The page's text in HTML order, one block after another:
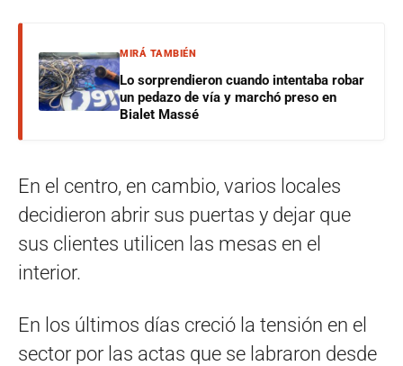
MIRÁ TAMBIÉN
Lo sorprendieron cuando intentaba robar
un pedazo de vía y marchó preso en
Bialet Massé
En el centro, en cambio, varios locales
decidieron abrir sus puertas y dejar que
sus clientes utilicen las mesas en el
interior.
En los últimos días creció la tensión en el
sector por las actas que se labraron desde